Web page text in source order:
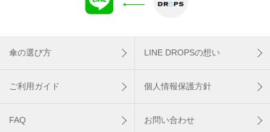
傘の選び方 LINE DROPSの想い
ご利用ガイド 個人情報保護方針
FAQ お問い合わせ